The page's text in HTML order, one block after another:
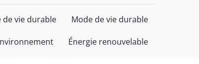
de vie durable Mode de vie durable
Énergie renouvelable